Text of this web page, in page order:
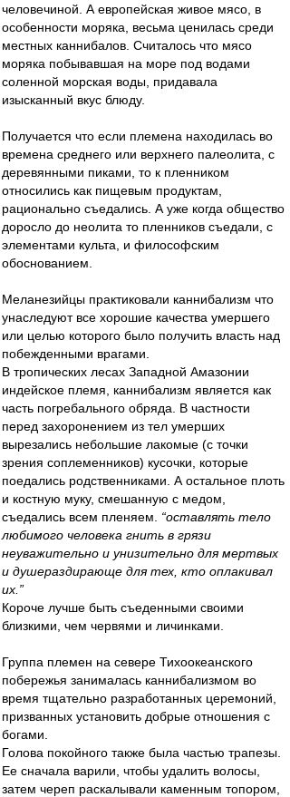
человечиной. А европейская живое мясо, в
особенности моряка, весьма ценилась среди
местных каннибалов. Считалось что мясо
моряка побывавшая на море под водами
соленной морская воды, придавала
изысканный вкус блюду.
Получается что если племена находилась во
времена среднего или верхнего палеолита, с
деревянными пиками, то к пленником
относились как пищевым продуктам,
рационально съедались. А уже когда общество
доросло до неолита то пленников съедали, с
элементами культа, и философским
обоснованием.
Меланезийцы практиковали каннибализм что
унаследуют все хорошие качества умершего
или целью которого было получить власть над
побежденными врагами.
В тропических лесах Западной Амазонии
индейское племя, каннибализм является как
часть погребального обряда. В частности
перед захоронением из тел умерших
вырезались небольшие лакомые (с точки
зрения соплеменников) кусочки, которые
поедались родственниками. А остальное плоть
и костную муку, смешанную с медом,
съедались всем пленяем. “оставлять тело
любимого человека гнить в грязи
неуважительно и унизительно для мертвых
и душераздирающе для тех, кто оплакивал
их.”
Короче лучше быть съеденными своими
близкими, чем червями и личинками.
Группа племен на севере Тихоокеанского
побережья занималась каннибализмом во
время тщательно разработанных церемоний,
призванных установить добрые отношения с
богами.
Голова покойного также была частью трапезы.
Ее сначала варили, чтобы удалить волосы,
затем череп раскалывали каменным топором,